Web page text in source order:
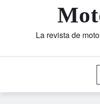
La revista de